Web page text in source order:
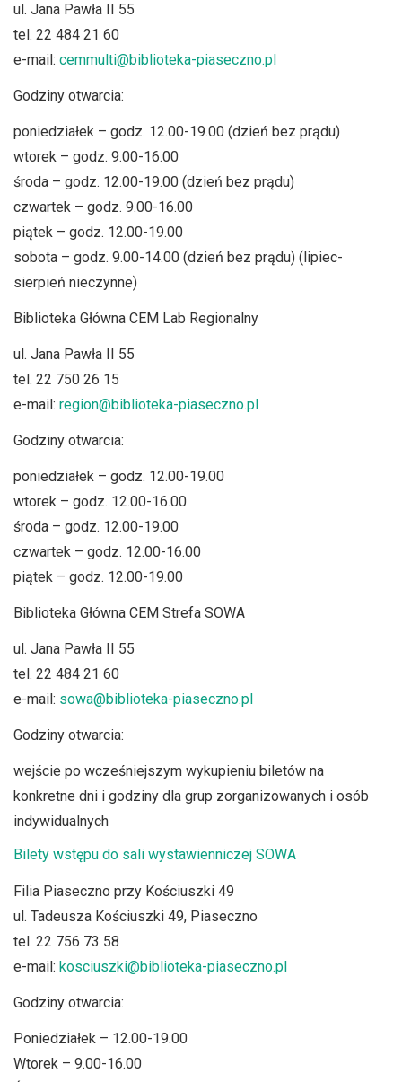
ul. Jana Pawła II 55
tel. 22 484 21 60
e-mail: cemmulti@biblioteka-piaseczno.pl
Godziny otwarcia:
poniedziałek – godz. 12.00-19.00 (dzień bez prądu)
wtorek – godz. 9.00-16.00
środa – godz. 12.00-19.00 (dzień bez prądu)
czwartek – godz. 9.00-16.00
piątek – godz. 12.00-19.00
sobota – godz. 9.00-14.00 (dzień bez prądu) (lipiec-
sierpień nieczynne)
Biblioteka Główna CEM Lab Regionalny
ul. Jana Pawła II 55
tel. 22 750 26 15
e-mail: region@biblioteka-piaseczno.pl
Godziny otwarcia:
poniedziałek – godz. 12.00-19.00
wtorek – godz. 12.00-16.00
środa – godz. 12.00-19.00
czwartek – godz. 12.00-16.00
piątek – godz. 12.00-19.00
Biblioteka Główna CEM Strefa SOWA
ul. Jana Pawła II 55
tel. 22 484 21 60
e-mail: sowa@biblioteka-piaseczno.pl
Godziny otwarcia:
wejście po wcześniejszym wykupieniu biletów na
konkretne dni i godziny dla grup zorganizowanych i osób
indywidualnych
Bilety wstępu do sali wystawienniczej SOWA
Filia Piaseczno przy Kościuszki 49
ul. Tadeusza Kościuszki 49, Piaseczno
tel. 22 756 73 58
e-mail: kosciuszki@biblioteka-piaseczno.pl
Godziny otwarcia:
Poniedziałek – 12.00-19.00
Wtorek – 9.00-16.00